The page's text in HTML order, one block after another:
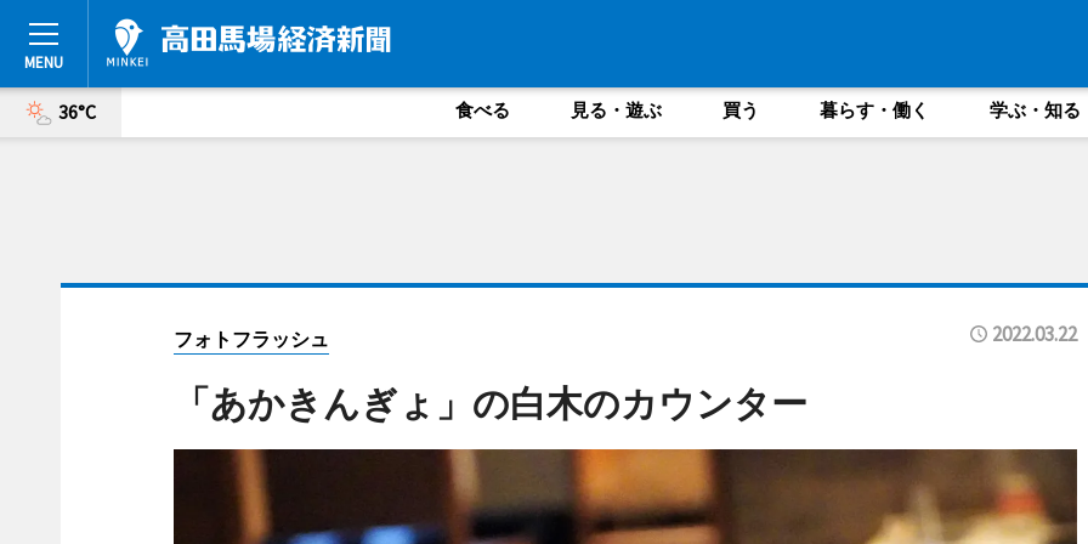
36°C 食べる 見る・遊ぶ 買う 暮らす・働く 学ぶ・知る
フォトフラッシュ 2022.03.22
「あかきんぎょ」の白木のカウンター